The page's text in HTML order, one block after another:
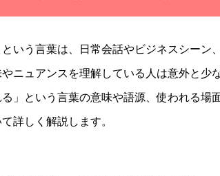
という言葉は、日常会話やビジネスシーン
ニュアンスを理解している人は意外と少
」という言葉の意味や語源、使われる場
詳しく解説します。